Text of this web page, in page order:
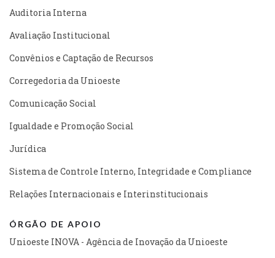
Auditoria Interna
Avaliação Institucional
Convênios e Captação de Recursos
Corregedoria da Unioeste
Comunicação Social
Igualdade e Promoção Social
Jurídica
Sistema de Controle Interno, Integridade e Compliance
Relações Internacionais e Interinstitucionais
ÓRGÃO DE APOIO
Unioeste INOVA - Agência de Inovação da Unioeste